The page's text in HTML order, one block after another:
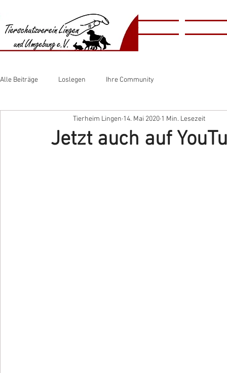
​​Animal
​ShelterHome
Alle Beiträge Loslegen Ihre Community
Jetzt auch auf
Tierheim Lingen 14. Mai 2020 1 Min. Lesezeit